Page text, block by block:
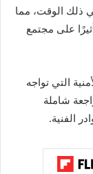
ذلك الوقت، مما
على مجتمع
التي تواجه
شاملة
الفنية.